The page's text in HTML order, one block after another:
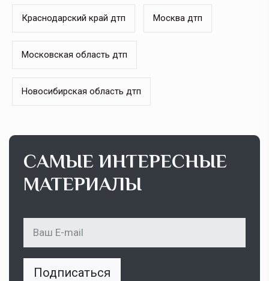
Краснодарский край дтп Москва дтп
Московская область дтп
Новосибирская область дтп
САМЫЕ ИНТЕРЕСНЫЕ
МАТЕРИАЛЫ
Подписаться